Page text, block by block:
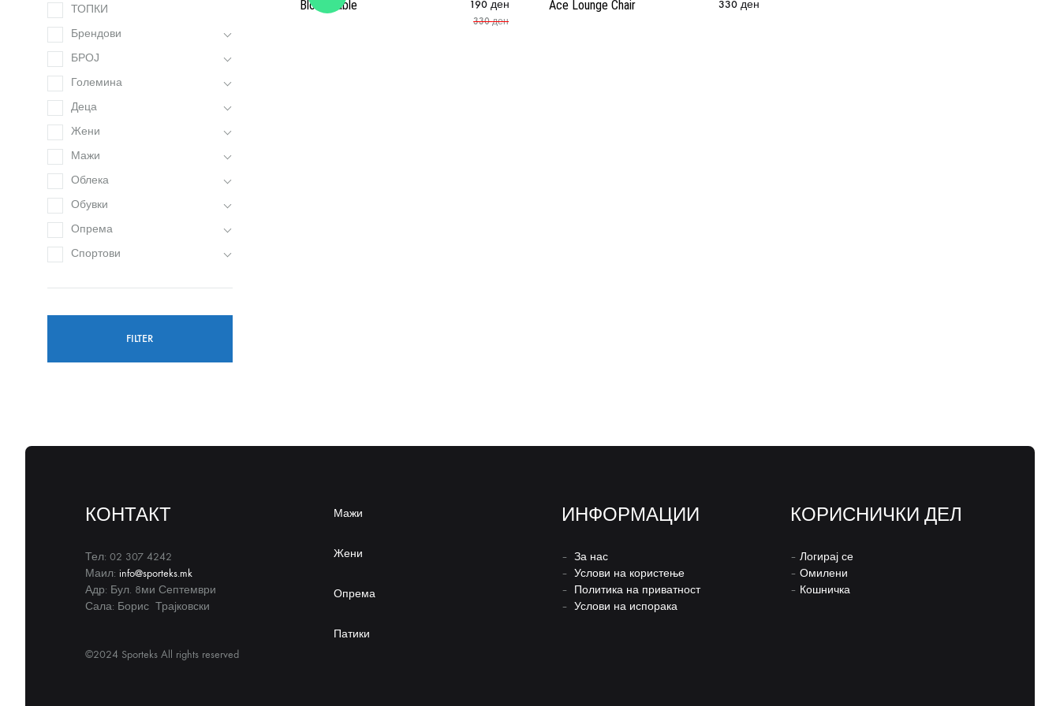
Блуза
Тренерки
Дуксери
Дресови
Маици
Шорцеви
Бициклистички
Тренерки
Дуксери
Дресови
Шорцеви
Шорцеви
Кондури
Чизми
Јакни
Комплет Тренерки
Купаќи
Маици
Панталони
Шорцеви
Block Table 190ден
330ден
Ace Lounge Chair 330 ден
ТОПКИ
Брендови
БРОЈ
Големина
Деца
Жени
Мажи
Облека
Обувки
Опрема
Спортови
FILTER
КОНТАКТ
Тел: 02 307 4242
Маил: info@sporteks.mk
Адр: Бул. 8ми Септември
Сала: Борис Трајковски
©2024 Sporteks All rights reserved
Мажи
Жени
Опрема
Патики
ИНФОРМАЦИИ
– За нас
– Услови на користење
– Политика на приватност
– Услови на испорака
КОРИСНИЧКИ ДЕЛ
– Логирај се
– Омилени
– Кошничка